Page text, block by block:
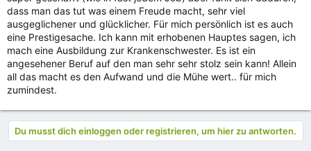
dass man das tut was einem Freude macht, sehr viel
ausgeglichener und glücklicher. Für mich persönlich ist es auch
eine Prestigesache. Ich kann mit erhobenen Hauptes sagen, ich
mach eine Ausbildung zur Krankenschwester. Es ist ein
angesehener Beruf auf den man sehr sehr stolz sein kann! Allein
all das macht es den Aufwand und die Mühe wert.. für mich
zumindest.
Du musst dich einloggen oder registrieren, um hier zu antworten.